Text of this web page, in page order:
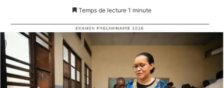
Temps de lecture 1 minute